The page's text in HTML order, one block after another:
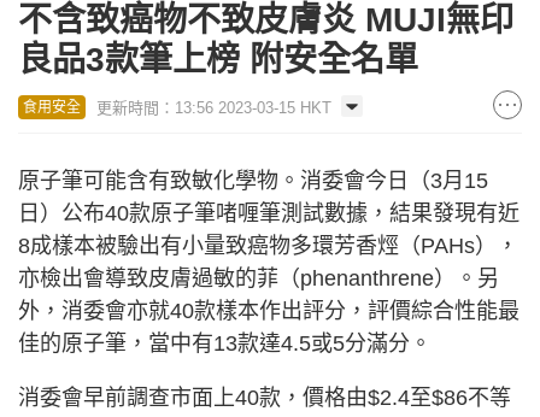
不含致癌物不致皮膚炎 MUJI無印
良品3款筆上榜 附安全名單
食用安全 更新時間：13:56 2023-03-15 HKT
原子筆可能含有致敏化學物。消委會今日（3月15
日）公布40款原子筆啫喱筆測試數據，結果發現有近
8成樣本被驗出有小量致癌物多環芳香烴（PAHs），
亦檢出會導致皮膚過敏的菲（phenanthrene）。另
外，消委會亦就40款樣本作出評分，評價綜合性能最
佳的原子筆，當中有13款達4.5或5分滿分。
消委會早前調查市面上40款，價格由$2.4至$86不等